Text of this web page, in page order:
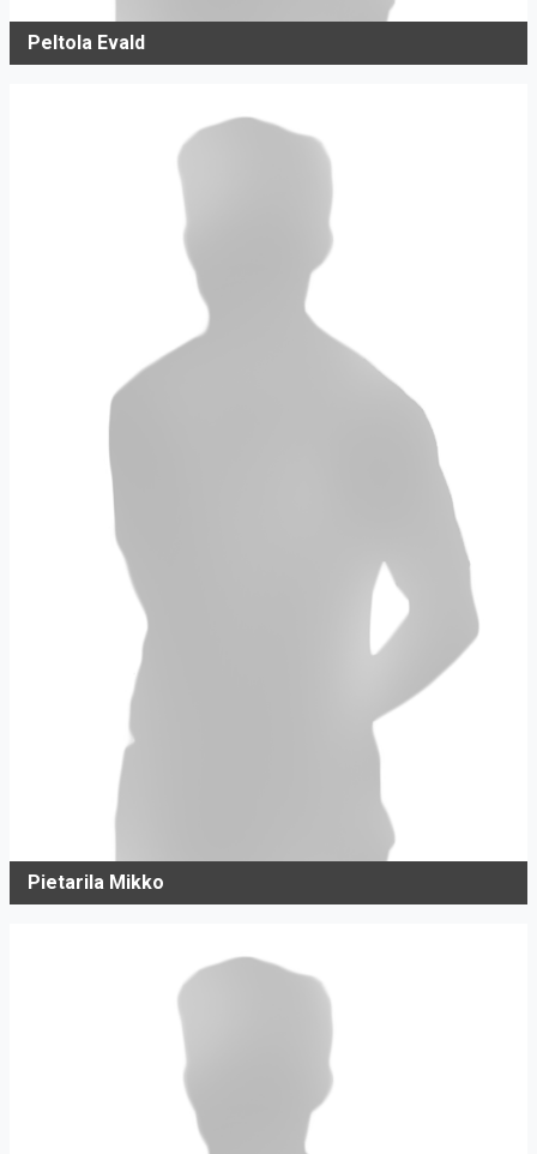
Peltola Evald
Pietarila Mikko